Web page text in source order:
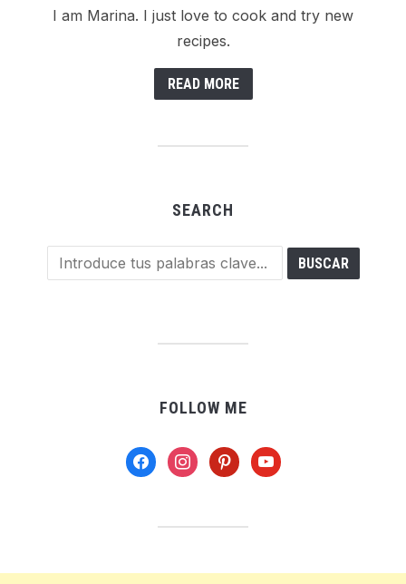
I am Marina. I just love to cook and try new
recipes.
READ MORE
SEARCH
FOLLOW ME
facebookinstagrampinterestyoutube